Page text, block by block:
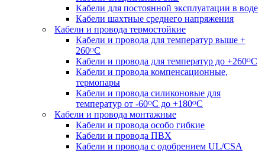
Кабели для постоянной эксплуатации в воде
Кабели шахтные среднего напряжения
Кабели и провода термостойкие
Кабели и провода для температур выше +
260ᴼС
Кабели и провода для температур до +260ᴼС
Кабели и провода компенсационные,
термопары
Кабели и провода силиконовые для
температур от -60ᴼC до +180ᴼС
Кабели и провода монтажные
Кабели и провода особо гибкие
Кабели и провода ПВХ
Кабели и провода с одобрением UL/CSA